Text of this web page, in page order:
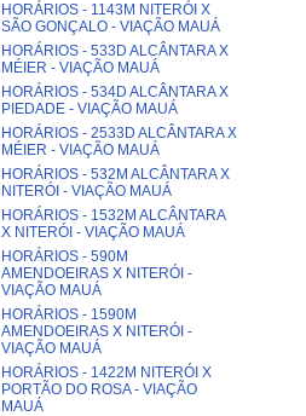
HORÁRIOS - 1143M NITERÓI X
SÃO GONÇALO - VIAÇÃO MAUÁ
HORÁRIOS - 533D ALCÂNTARA X
MÉIER - VIAÇÃO MAUÁ
HORÁRIOS - 534D ALCÂNTARA X
PIEDADE - VIAÇÃO MAUÁ
HORÁRIOS - 2533D ALCÂNTARA X
MÉIER - VIAÇÃO MAUÁ
HORÁRIOS - 532M ALCÂNTARA X
NITERÓI - VIAÇÃO MAUÁ
HORÁRIOS - 1532M ALCÂNTARA
X NITERÓI - VIAÇÃO MAUÁ
HORÁRIOS - 590M
AMENDOEIRAS X NITERÓI -
VIAÇÃO MAUÁ
HORÁRIOS - 1590M
AMENDOEIRAS X NITERÓI -
VIAÇÃO MAUÁ
HORÁRIOS - 1422M NITERÓI X
PORTÃO DO ROSA - VIAÇÃO
MAUÁ